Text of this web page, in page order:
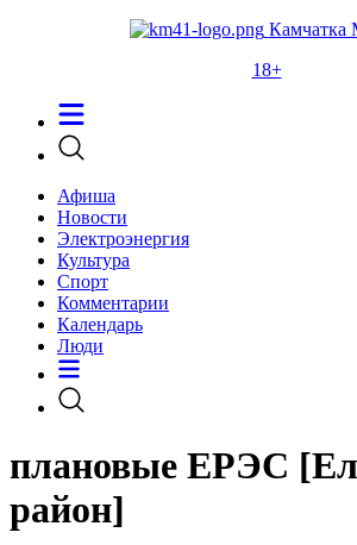
Камчатка
18+
Афиша
Новости
Электроэнергия
Культура
Спорт
Комментарии
Календарь
Люди
плановые ЕРЭС
район]